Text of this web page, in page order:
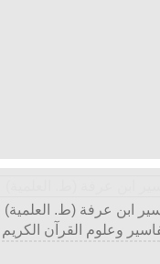
ابن عرفة (ط. العلمية)
وعلوم القرآن الكريم